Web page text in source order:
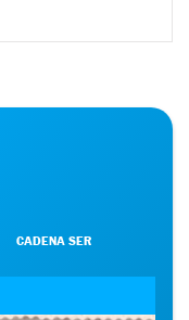
CADENA SER